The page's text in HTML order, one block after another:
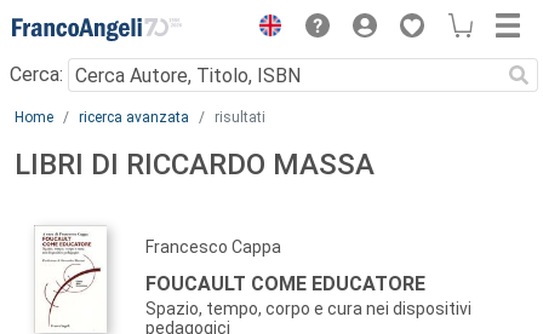
Menu
Cerca:
Main content
Home ricerca avanzata risultati
LIBRI DI RICCARDO MASSA
Francesco Cappa
FOUCAULT COME EDUCATORE
Spazio, tempo, corpo e cura nei dispositivi
pedagogici